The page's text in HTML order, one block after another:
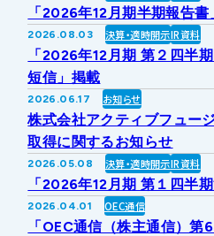
沿革
事業所・アクセス
グループ会社について
協業・パートナー募集
上水道
下水道
ソフトウェア開発
その他事業
IRトップ
株式・株主情報
IRニュース
IRライブラリー
新着情報
採用情報
協業・パート
「2026年12月期半期報告書
2026.08.03 決算・適時開示IR資料
「2026年12月期 第２四半
短信」掲載
2026.06.17 お知らせ
株式会社アクティブフュー
取得に関するお知らせ
2026.05.08 決算・適時開示IR資料
「2026年12月期 第１四半
2026.04.01 OEC通信
「OEC通信（株主通信）第